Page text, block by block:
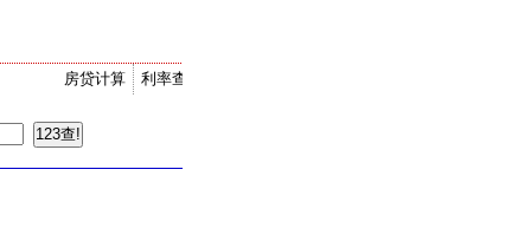
利率查询
房贷计算